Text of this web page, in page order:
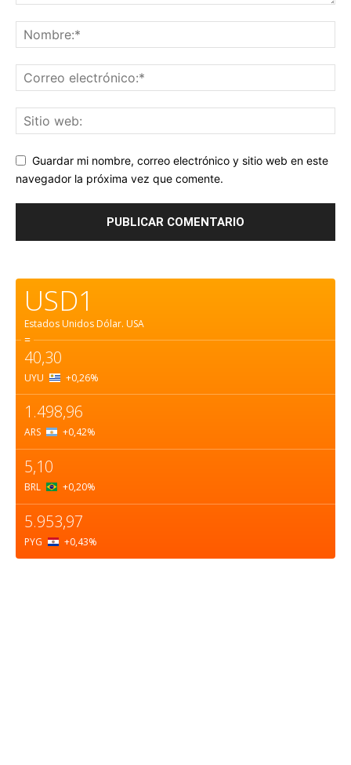
Guardar mi nombre, correo electrónico y sitio web en este
navegador la próxima vez que comente.
USD1
Estados Unidos Dólar. USA
=
40,30
UYU +0,26%
1.498,96
ARS +0,42%
5,10
BRL +0,20%
5.953,97
PYG +0,43%